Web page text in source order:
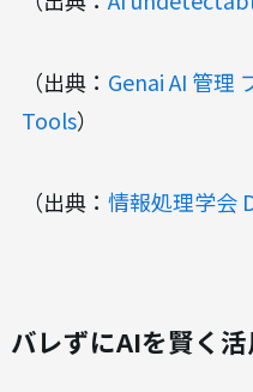
（出典： Genai AI 管理
Tools）
（出典： 情報処理学会
バレずにAIを賢く